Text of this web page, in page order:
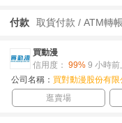
付款 取貨付款 / ATM轉
買動漫
信用度： 99% 9 小時前
公司名稱： 買對動漫股份有限
逛賣場